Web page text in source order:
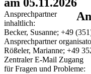
Ansprechpartner
inhaltlich:
Becker, Susanne; +49
Ansprechpartner
Rößeler, Marianne; +49
Zentraler E-Mail Zugang
für Fragen und Probleme: